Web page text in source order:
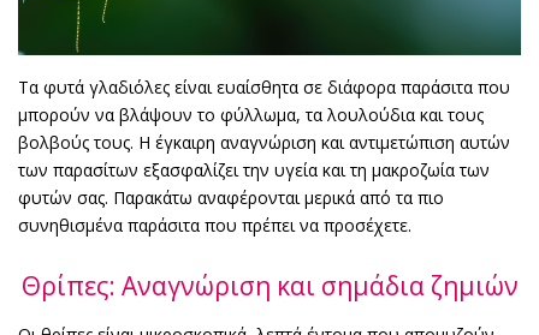
Τα φυτά γλαδιόλες είναι ευαίσθητα σε διάφορα παράσιτα που
μπορούν να βλάψουν το φύλλωμα, τα λουλούδια και τους
βολβούς τους. Η έγκαιρη αναγνώριση και αντιμετώπιση αυτών
των παρασίτων εξασφαλίζει την υγεία και τη μακροζωία των
φυτών σας. Παρακάτω αναφέρονται μερικά από τα πιο
συνηθισμένα παράσιτα που πρέπει να προσέχετε.
Θρίπες: Αναγνώριση και σημάδια ζημιών